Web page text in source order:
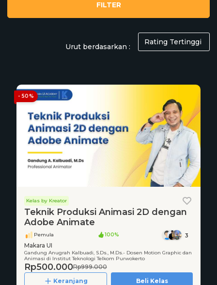
FILTER
Urut berdasarkan :
- 50%
Kelas by Kreator
Teknik Produksi Animasi 2D dengan
Adobe Animate
Pemula 100% 3
Makara UI
Gandung Anugrah Kalbuadi, S.Ds., M.Ds.- Dosen Motion Graphic dan
Animasi di Institut Teknologi Telkom Purwokerto
Rp500.000Rp999.000
Keranjang
Beli Kelas